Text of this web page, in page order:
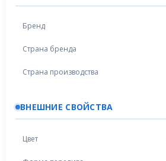
Бренд
Страна бренда
Страна производства
ВНЕШНИЕ СВОЙСТВА
Цвет